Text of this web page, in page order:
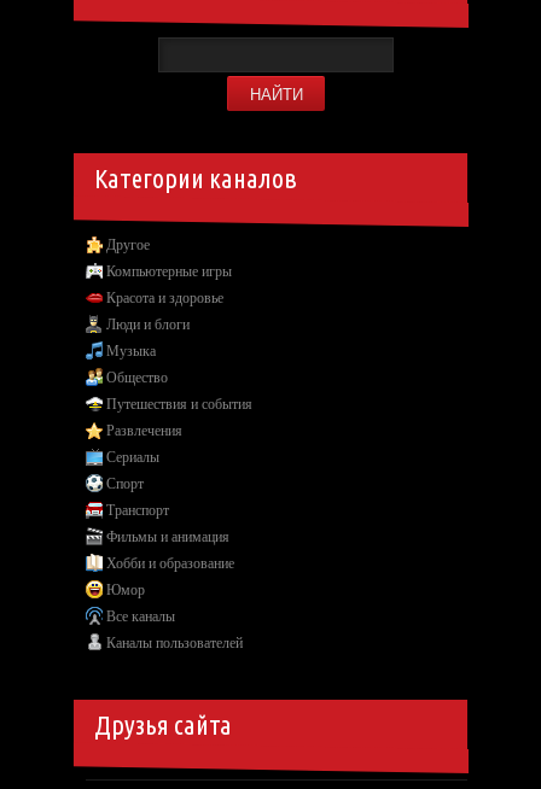
Категории каналов
Другое
Компьютерные игры
Красота и здоровье
Люди и блоги
Музыка
Общество
Путешествия и события
Развлечения
Сериалы
Спорт
Транспорт
Фильмы и анимация
Хобби и образование
Юмор
Все каналы
Каналы пользователей
Друзья сайта